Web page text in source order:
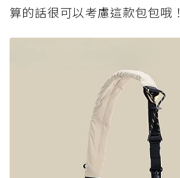
算的話很可以考慮這款包包哦！